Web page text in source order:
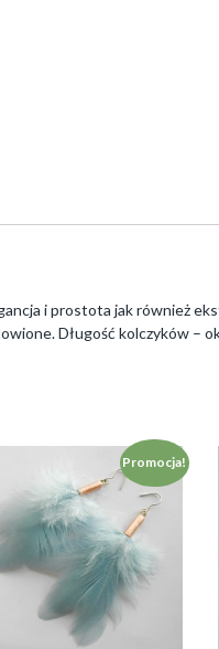
i prostota jak również
Długość kolczyków –
Promocja!